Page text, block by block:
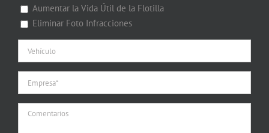
Aumentar la Vida Útil de la Flotilla
Eliminar Foto Infracciones